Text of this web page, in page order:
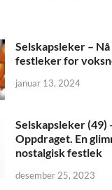
Selskapsleker –
festleker for
januar 13, 2024
Selskapsleker (49)
Oppdraget. En
nostalgisk festlek
desember 25, 2023